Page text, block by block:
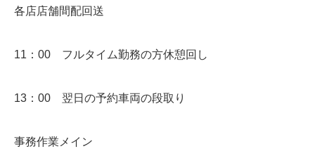
各店店舗間配回送
11：00 フルタイム勤務の方休憩回し
13：00 翌日の予約車両の段取り
事務作業メイン